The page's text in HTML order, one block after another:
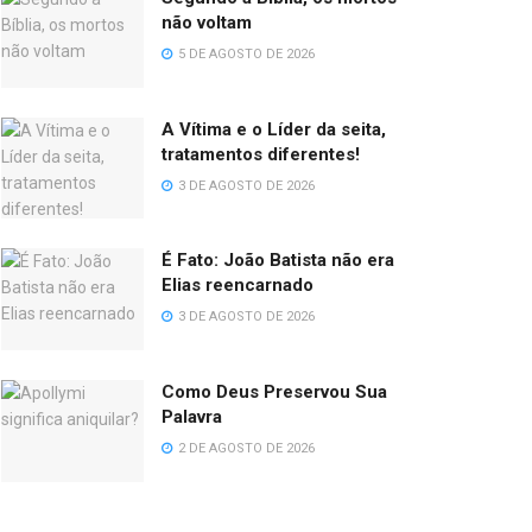
não voltam
5 DE AGOSTO DE 2026
A Vítima e o Líder da seita,
tratamentos diferentes!
3 DE AGOSTO DE 2026
É Fato: João Batista não era
Elias reencarnado
3 DE AGOSTO DE 2026
Como Deus Preservou Sua
Palavra
2 DE AGOSTO DE 2026